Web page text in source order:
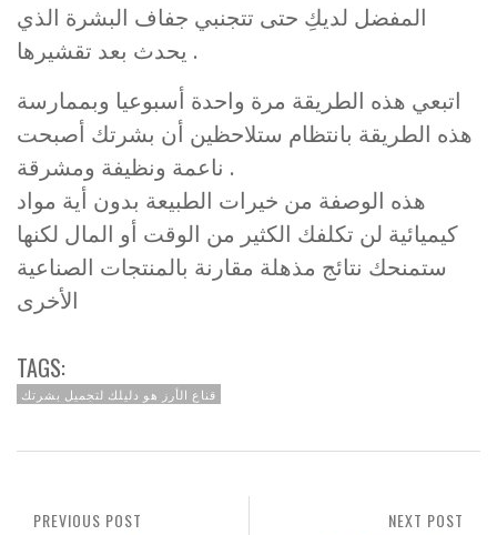
المفضل لديكِ حتى تتجنبي جفاف البشرة الذي
يحدث بعد تقشيرها .
اتبعي هذه الطريقة مرة واحدة أسبوعيا وبممارسة
هذه الطريقة بانتظام ستلاحظين أن بشرتك أصبحت
ناعمة ونظيفة ومشرقة .
هذه الوصفة من خيرات الطبيعة بدون أية مواد
كيميائية لن تكلفك الكثير من الوقت أو المال لكنها
ستمنحك نتائج مذهلة مقارنة بالمنتجات الصناعية
الأخرى
TAGS:
قناع الأرز هو دليلك لتجميل بشرتك
NEXT POST
PREVIOUS POST